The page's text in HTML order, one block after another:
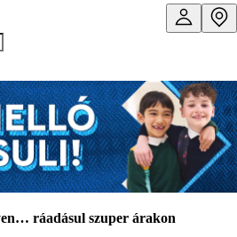
ráadásul szuper árakon